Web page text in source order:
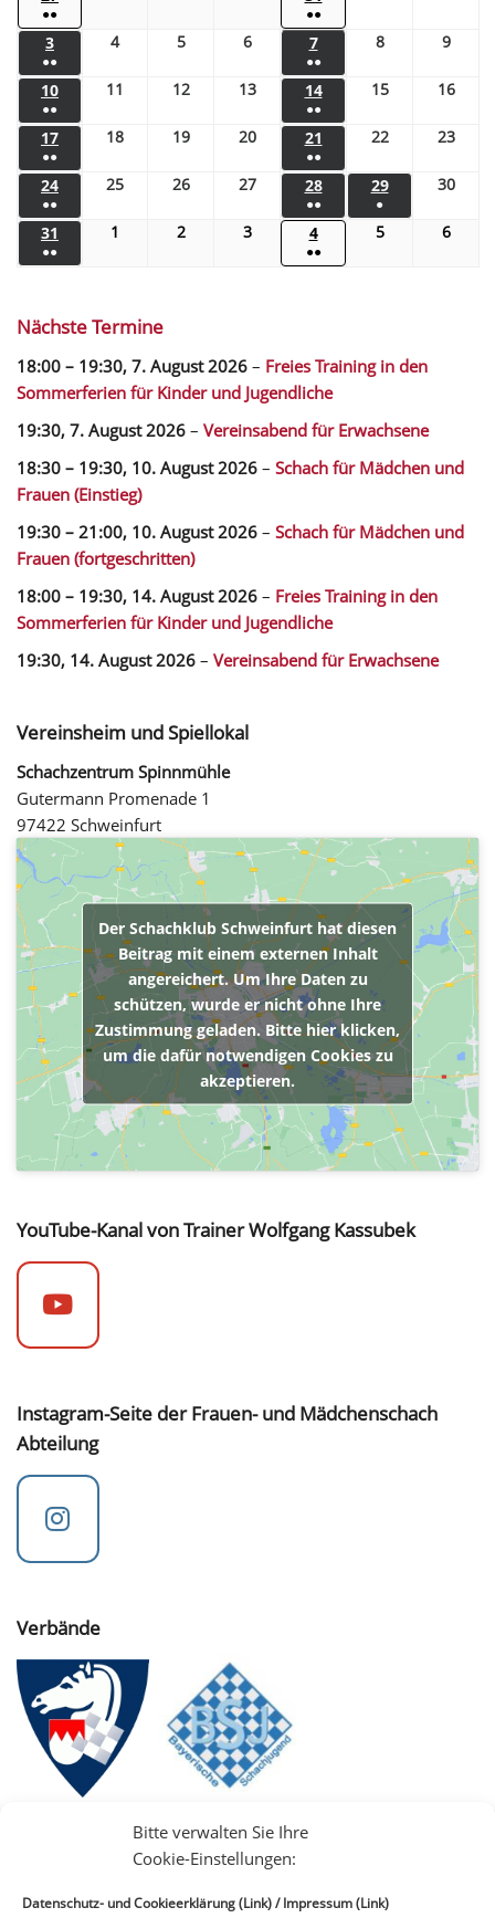
Bitte verwalten Sie Ihre
Cookie-Einstellungen:
Datenschutz- und Cookieerklärung (Link)/Impressum (Link)
●● ●●
3
●●
4 5 6 7
●●
8 9
10
●●
11 12 13 14
●●
15 16
17
●●
18 19 20 21
●●
22 23
24
●●
25 26 27 28
●●
29
●
30
31
●●
1 2 3 4
●●
5 6
Nächste Termine
18:00 – 19:30, 7. August 2026 – Freies Training in den
Sommerferien für Kinder und Jugendliche
19:30, 7. August 2026 – Vereinsabend für Erwachsene
18:30 – 19:30, 10. August 2026 – Schach für Mädchen und
Frauen (Einstieg)
19:30 – 21:00, 10. August 2026 – Schach für Mädchen und
Frauen (fortgeschritten)
18:00 – 19:30, 14. August 2026 – Freies Training in den
Sommerferien für Kinder und Jugendliche
19:30, 14. August 2026 – Vereinsabend für Erwachsene
Vereinsheim und Spiellokal
Schachzentrum Spinnmühle
Gutermann Promenade 1
97422 Schweinfurt
Der Schachklub Schweinfurt hat diesen
Beitrag mit einem externen Inhalt
angereichert. Um Ihre Daten zu
schützen, wurde er nicht ohne Ihre
Zustimmung geladen. Bitte hier klicken,
um die dafür notwendigen Cookies zu
akzeptieren.
YouTube-Kanal von Trainer Wolfgang Kassubek
Instagram-Seite der Frauen- und Mädchenschach
Abteilung
Verbände